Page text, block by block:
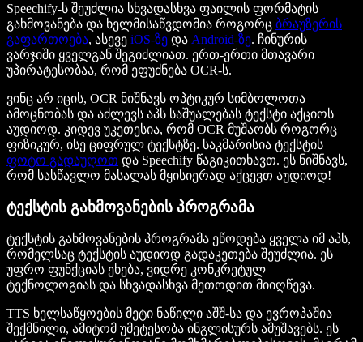
Speechify-ს შეუძლია სხვადასხვა ფაილის ფორმატის
გახმოვანება და ხელმისაწვდომია როგორც ბრაუზერის
გაფართოება, ასევე iOS-ზე და Android-ზე. ჩინურის
ვარჯიში ყველგან შეგიძლიათ. ერთ-ერთი მთავარი
უპირატესობაა, რომ ეფუძნება OCR-ს.
ვინც არ იცის, OCR ნიშნავს ოპტიკურ სიმბოლოთა
ამოცნობას და აძლევს აპს საშუალებას ტექსტი აქციოს
აუდიოდ. კიდევ უკეთესია, რომ OCR მუშაობს როგორც
ფიზიკურ, ისე ციფრულ ტექსტზე. საკმარისია ტექსტის
ფოტო გადაუღოთ და Speechify წაგიკითხავთ. ეს ნიშნავს,
რომ სასწავლო მასალას მყისიერად აქცევთ აუდიოდ!
ტექსტის გახმოვანების პროგრამა
ტექსტის გახმოვანების პროგრამა ეწოდება ყველა იმ აპს,
რომელსაც ტექსტის აუდიოდ გადაკეთება შეუძლია. ეს
უფრო ფუნქციას ეხება, ვიდრე კონკრეტულ
ტექნოლოგიას და სხვადასხვა მეთოდით მიიღწევა.
TTS ხელსაწყოების მეტი ნაწილი აშშ-სა და ევროპაშია
შექმნილი, ამიტომ უმეტესობა ინგლისურს ამუშავებს. ეს